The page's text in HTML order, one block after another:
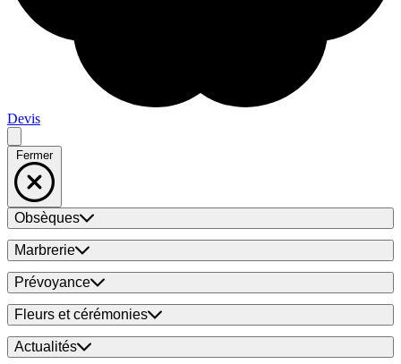
Devis
Fermer
Obsèques
Marbrerie
Prévoyance
Fleurs et cérémonies
Actualités